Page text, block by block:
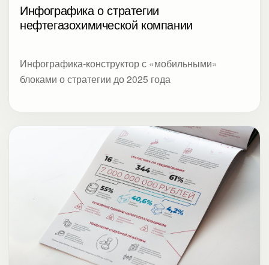
Инфографика о стратегии
нефтегазохимической компании
Инфографика-конструктор с «мобильными»
блоками о стратегии до 2025 года